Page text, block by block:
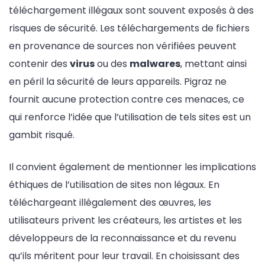
téléchargement illégaux sont souvent exposés à des
risques de sécurité. Les téléchargements de fichiers
en provenance de sources non vérifiées peuvent
contenir des virusou des malwares, mettant ainsi
en péril la sécurité de leurs appareils. Pigraz ne
fournit aucune protection contre ces menaces, ce
qui renforce l’idée que l’utilisation de tels sites est un
gambit risqué.
Il convient également de mentionner les implications
éthiques de l’utilisation de sites non légaux. En
téléchargeant illégalement des œuvres, les
utilisateurs privent les créateurs, les artistes et les
développeurs de la reconnaissance et du revenu
qu’ils méritent pour leur travail. En choisissant des